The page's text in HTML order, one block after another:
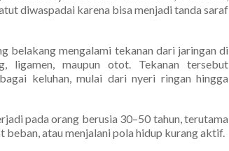
diwaspadai karena bisa menjadi tanda saraf
belakang mengalami tekanan dari jaringan di
ligamen, maupun otot. Tekanan tersebut
keluhan, mulai dari nyeri ringan hingga
pada orang berusia 30–50 tahun, terutama
atau menjalani pola hidup kurang aktif.